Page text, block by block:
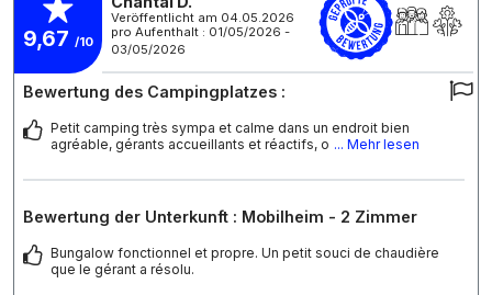
9,67 /10
Veröffentlicht am 04.05.2026
pro Aufenthalt : 01/05/2026 -
03/05/2026
Bewertung des Campingplatzes :
Petit camping très sympa et calme dans un endroit bien
agréable, gérants accueillants et réactifs, o ... Mehr lesen
Bewertung der Unterkunft : Mobilheim - 2 Zimmer
Bungalow fonctionnel et propre. Un petit souci de chaudière
que le gérant a résolu.